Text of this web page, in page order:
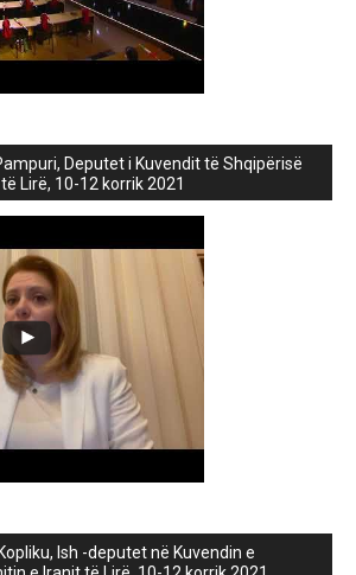
Deputet i Kuvendit të Shqipërisë
Lirë, 10-12 korrik 2021
Ish -deputet në Kuvendin e